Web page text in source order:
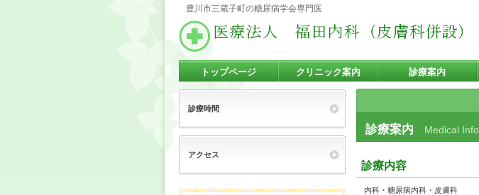
豊川市三蔵子町の糖尿病学会専門医
診療案内 Medical Info
診療内容
内科・糖尿病内科・皮膚科
トップページ クリニック案内 診療案内
診療時間
アクセス